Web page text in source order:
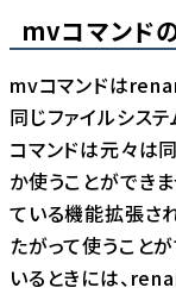
mvコマンド
mvコマンドは
同じファイルシス
コマンドは元々は
か使うことができ
ている機能拡張さ
たがって使うこと
いるときには、